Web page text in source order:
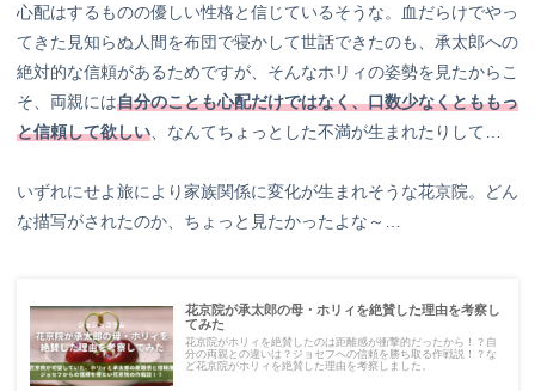
心配はするものの優しい性格と信じているそうな。血だらけでやっ
てきた見知らぬ人間を布団で寝かして世話できたのも、承太郎への
絶対的な信頼があるためですが、そんなホリィの姿勢を見たからこ
そ、両親には自分のことも心配だけではなく、口数少なくとももっ
と信頼して欲しい 、なんてちょっとした不満が生まれたりして…
いずれにせよ旅により家族関係に変化が生まれそうな花京院。どん
な描写がされたのか、ちょっと見たかったよな～…
花京院が承太郎の母・ホリィを絶賛した理由を考察し
てみた
花京院がホリィを絶賛したのは距離感が衝撃的だったから！？自
分の両親との違いは？ジョセフへの信頼を勝ち取る作戦説！？な
ど花京院がホリィを絶賛した理由を考察しました。